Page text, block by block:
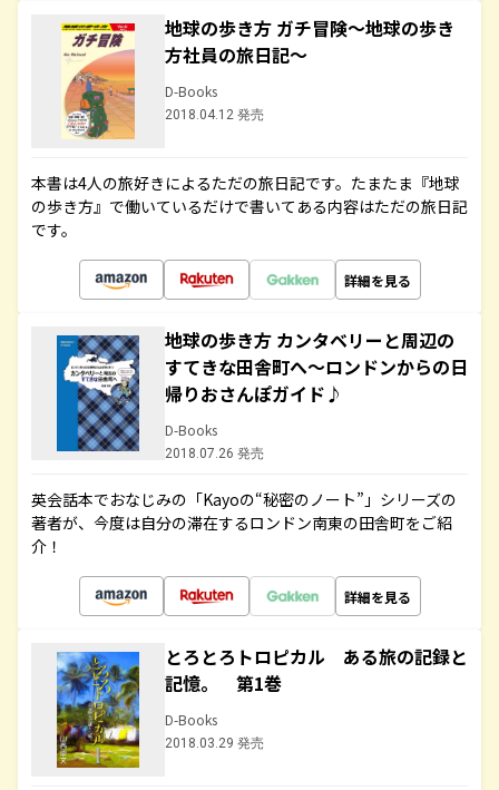
地球の歩き方 ガチ冒険～地球の歩き
方社員の旅日記～
D-Books
2018.04.12 発売
本書は4人の旅好きによるただの旅日記です。たまたま『地球
の歩き方』で働いているだけで書いてある内容はただの旅日記
です。
詳細を見る
地球の歩き方 カンタベリーと周辺の
すてきな田舎町へ～ロンドンからの日
帰りおさんぽガイド♪
D-Books
2018.07.26 発売
英会話本でおなじみの「Kayoの“秘密のノート”」シリーズの
著者が、今度は自分の滞在するロンドン南東の田舎町をご紹
介！
詳細を見る
とろとろトロピカル ある旅の記録と
記憶。 第1巻
D-Books
2018.03.29 発売